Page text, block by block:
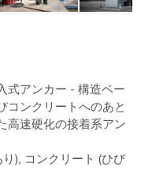
式アンカー - 構造ベー
コンクリートへのあと
高速硬化の接着系アン
), コンクリート (ひび